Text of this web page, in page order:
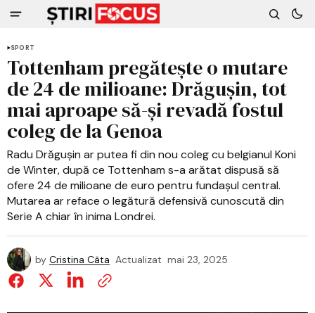
SPORT
Tottenham pregătește o mutare
de 24 de milioane: Drăgușin, tot
mai aproape să-și revadă fostul
coleg de la Genoa
Radu Drăgușin ar putea fi din nou coleg cu belgianul Koni
de Winter, după ce Tottenham s-a arătat dispusă să
ofere 24 de milioane de euro pentru fundașul central.
Mutarea ar reface o legătură defensivă cunoscută din
Serie A chiar în inima Londrei.
by Cristina Câta Actualizat mai 23, 2025